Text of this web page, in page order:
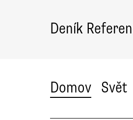
Deník
Domov Svět